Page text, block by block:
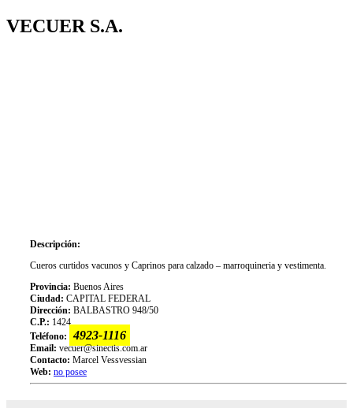
VECUER S.A.
Descripción:
Cueros curtidos vacunos y Caprinos para calzado – marroquineria y vestimenta.
Provincia: Buenos Aires
Ciudad: CAPITAL FEDERAL
Dirección: BALBASTRO 948/50
C.P.: 1424
Teléfono:
4923-1116
Email: vecuer@sinectis.com.ar
Contacto: Marcel Vessvessian
Web: no posee